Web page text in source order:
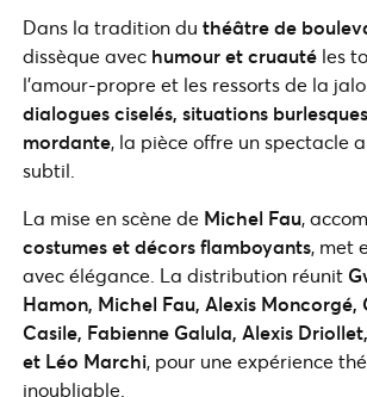
Dans la tradition du théâtre de
dissèque avec humour et cruauté les
l’amour-propre et les ressorts de la
dialogues ciselés, situations
mordante, la pièce offre un spectacle
subtil.
La mise en scène de Michel Fau,
costumes et décors flamboyants, met
avec élégance. La distribution réunit
Hamon, Michel Fau, Alexis Moncorgé,
Casile, Fabienne Galula, Alexis
et Léo Marchi, pour une expérience
inoubliable.